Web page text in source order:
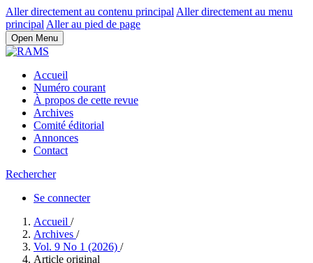
Aller directement au contenu principal Aller directement au menu
principal Aller au pied de page
Open Menu
Accueil
Numéro courant
À propos de cette revue
Archives
Comité éditorial
Annonces
Contact
Rechercher
Se connecter
Accueil /
Archives /
Vol. 9 No 1 (2026) /
Article original